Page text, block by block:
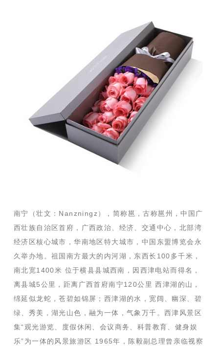
南宁（壮文：Nanzningz），简称邕，古称邕州，中国广
西壮族自治区首府，广西政治、经济、交通中心，北部湾
经济区核心城市，华南地区特大城市，中国东盟博览会永
久举办地。祖国南方最大的内河湖，东西长100多千米，
南北宽1400米 位于横县县城西南，因西津电站而得名，
离县城5公里，距离广西首府南宁120公里 西津湖的山，
绵延似龙蛇，苍碧如锦屏；西津湖的水，宽阔、幽深、碧
绿、秀美，湖光山色，融为一体，气象万千。西津风景区
集“观光游览、度假休闲、会议商务、科普教育、健身娱
乐”为一体的风景旅游区 1965年，陈毅副总理曾亲临视察